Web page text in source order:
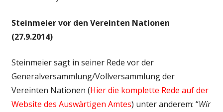
Steinmeier vor den Vereinten Nationen
(27.9.2014)
Steinmeier sagt in seiner Rede vor der
Generalversammlung/Vollversammlung der
Vereinten Nationen (Hier die komplette Rede auf der
Website des Auswärtigen Amtes) unter anderem: “Wir